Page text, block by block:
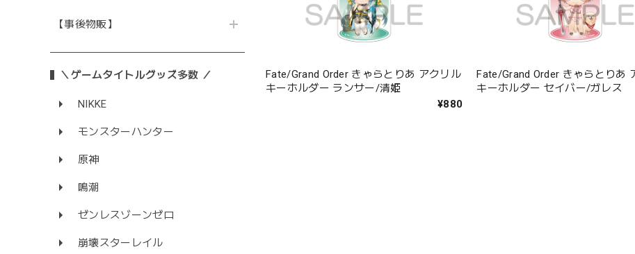
【事後物販】
＼ゲームタイトルグッズ多数 ／
NIKKE
モンスターハンター
原神
鳴潮
ゼンレスゾーンゼロ
崩壊スターレイル
Fate/Grand Order きゃらとりあ アクリル
キーホルダー ランサー/清姫
¥880
Fate/Grand Order きゃらとりあ
キーホルダー セイバー/ガレス